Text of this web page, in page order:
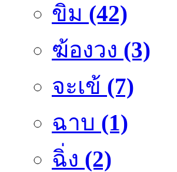
ขิม (42)
ฆ้องวง (3)
จะเข้ (7)
ฉาบ (1)
ฉิ่ง (2)